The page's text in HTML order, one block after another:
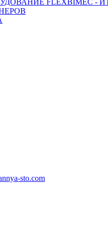
FLEXBIMEC -
sto.com